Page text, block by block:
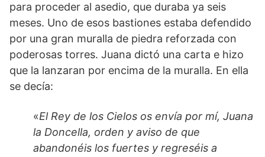
para proceder al asedio, que duraba ya seis
meses. Uno de esos bastiones estaba defendido
por una gran muralla de piedra reforzada con
poderosas torres. Juana dictó una carta e hizo
que la lanzaran por encima de la muralla. En ella
se decía:
«El Rey de los Cielos os envía por mí, Juana
la Doncella, orden y aviso de que
abandonéis los fuertes y regreséis a